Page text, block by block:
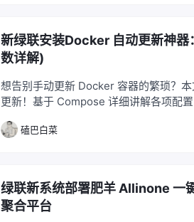
新绿联安装Docker 自动更新神
数详解)
想告别手动更新 Docker 容器的繁琐？
更新！基于 Compose 详细讲解各项配
磕巴白菜
绿联新系统部署肥羊 Allinone 一
聚合平台